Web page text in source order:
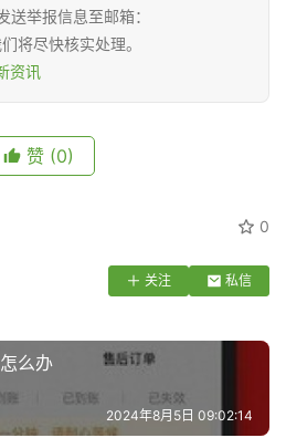
举报信息至邮箱：
将尽快核实处理。
资讯
赞 (0)
0
关注
私信
么办
2024年8月5日 09:02:14